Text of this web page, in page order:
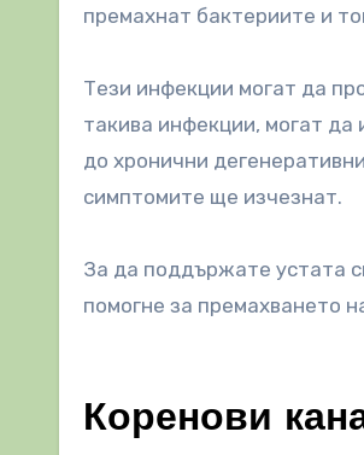
премахнат бактериите и
Тези инфекции могат да
такива инфекции, могат да
до хронични
симптомите ще изчезнат.
За да поддържате устата
помогне за премахването
Коренови